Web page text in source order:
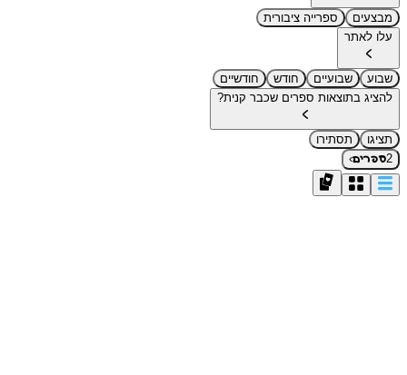
מבצעים
ספרייה ציבורית
עלו לאתר
שבוע שבועיים חודש
חודשיים
להציג בתוצאות ספרים שכבר קנית?
תציגו
תסתירו
2ספרים›